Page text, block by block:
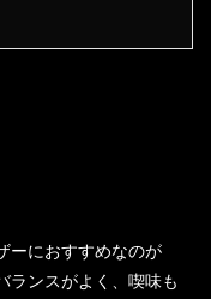
ーにおすすめなのが
ランスがよく、喫味も